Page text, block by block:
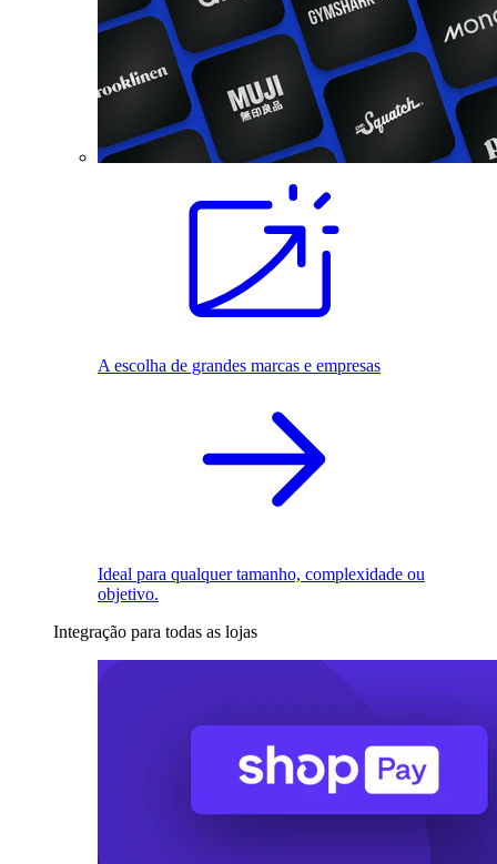
A escolha de grandes marcas e empresas
Ideal para qualquer tamanho, complexidade ou
objetivo.
Integração para todas as lojas